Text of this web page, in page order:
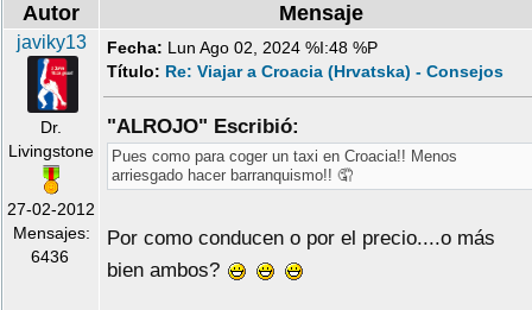
Autor
Mensaje
javiky13
Dr.
Livingstone
27-02-2012
Mensajes:
6436
Fecha: Lun Ago 02, 2024 %I:48 %P
Título: Re: Viajar a Croacia (Hrvatska) - Consejos
"ALROJO" Escribió:
Pues como para coger un taxi en Croacia!! Menos
arriesgado hacer barranquismo!! 🤦
Por como conducen o por el precio....o más
bien ambos?